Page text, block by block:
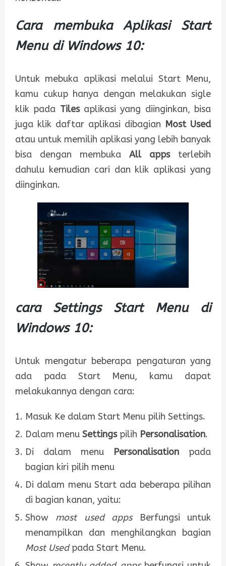
Cara membuka Aplikasi Start
Menu di Windows 10:
Untuk mebuka aplikasi melalui Start Menu,
kamu cukup hanya dengan melakukan sigle
klik pada Tiles aplikasi yang diinginkan, bisa
juga klik daftar aplikasi dibagian Most Used
atau untuk memilih aplikasi yang lebih banyak
bisa dengan membuka All appsterlebih
dahulu kemudian cari dan klik aplikasi yang
diinginkan.
cara Settings Start Menu di
Windows 10:
Untuk mengatur beberapa pengaturan yang
ada pada Start Menu, kamu dapat
melakukannya dengan cara:
Masuk Ke dalam Start Menu pilih Settings.
Dalam menu Settingspilih Personalisation.
Di dalam menu Personalisation pada
bagian kiri pilih menu
Di dalam menu Start ada beberapa pilihan
di bagian kanan, yaitu:
Show most used appsBerfungsi untuk
menampilkan dan menghilangkan bagian
Most Usedpada Start Menu.